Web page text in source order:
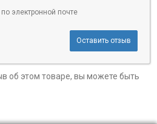
электронной почте
Оставить отзыв
об этом товаре, вы можете быть